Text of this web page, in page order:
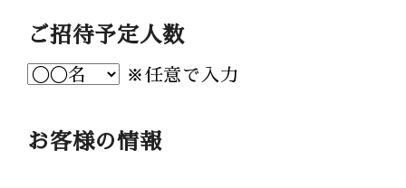
follow us
Facebook Wedding
ご招待予定人数
※任意で入力
お客様の情報